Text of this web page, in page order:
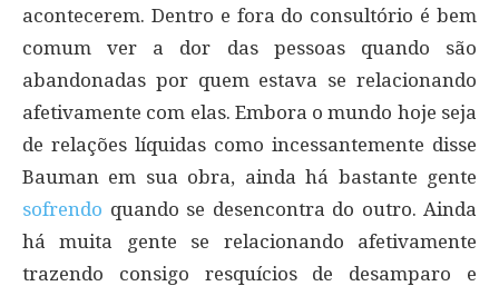
acontecerem. Dentro e fora do consultório é bem
comum ver a dor das pessoas quando são
abandonadas por quem estava se relacionando
afetivamente com elas. Embora o mundo hoje seja
de relações líquidas como incessantemente disse
Bauman em sua obra, ainda há bastante gente
sofrendo quando se desencontra do outro. Ainda
há muita gente se relacionando afetivamente
trazendo consigo resquícios de desamparo e